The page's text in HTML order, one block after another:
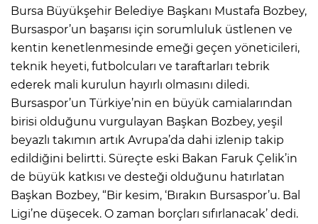
Bursa Büyükşehir Belediye Başkanı Mustafa Bozbey,
Bursaspor’un başarısı için sorumluluk üstlenen ve
kentin kenetlenmesinde emeği geçen yöneticileri,
teknik heyeti, futbolcuları ve taraftarları tebrik
ederek mali kurulun hayırlı olmasını diledi.
Bursaspor’un Türkiye’nin en büyük camialarından
birisi olduğunu vurgulayan Başkan Bozbey, yeşil
beyazlı takımın artık Avrupa’da dahi izlenip takip
edildiğini belirtti. Süreçte eski Bakan Faruk Çelik’in
de büyük katkısı ve desteği olduğunu hatırlatan
Başkan Bozbey, “Bir kesim, ‘Bırakın Bursaspor’u. Bal
Ligi’ne düşecek. O zaman borçları sıfırlanacak’ dedi.